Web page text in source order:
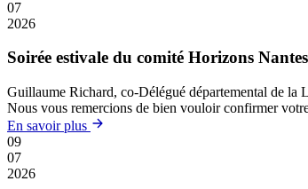
07
2026
Soirée estivale du comité Horizons
Guillaume Richard, co-Délégué départemental de
Nous vous remercions de bien vouloir confirmer
En savoir plus
09
07
2026